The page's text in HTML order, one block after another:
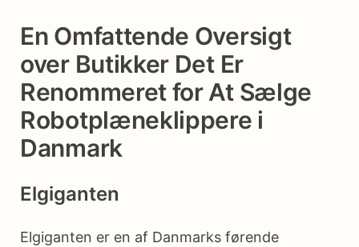
En Omfattende Oversigt
over Butikker Det Er
Renommeret for At Sælge
Robotplæneklippere i
Danmark
Elgiganten
Elgiganten er en af Danmarks førende